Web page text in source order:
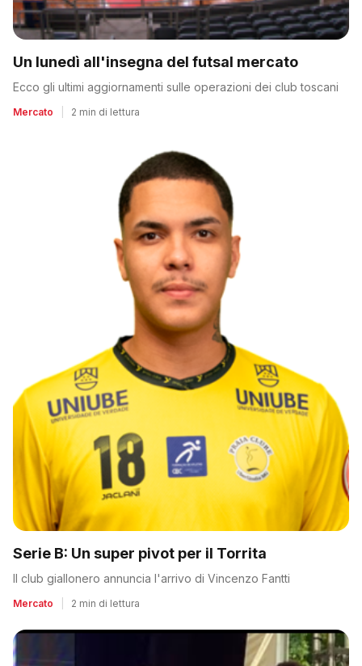
Un lunedì all'insegna del futsal mercato
Ecco gli ultimi aggiornamenti sulle operazioni dei club toscani
Mercato 2 min di lettura
Serie B: Un super pivot per il Torrita
Il club giallonero annuncia l'arrivo di Vincenzo Fantti
Mercato 2 min di lettura